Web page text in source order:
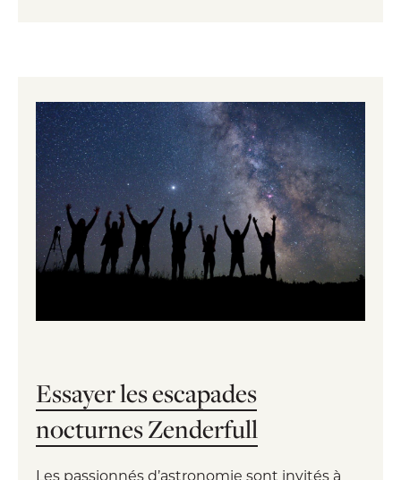
Essayer les escapades
nocturnes Zenderfull
Les passionnés d’astronomie sont invités à